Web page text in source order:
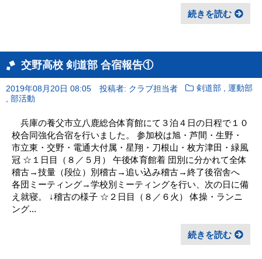
続きを読む
交野高校 剣道部 合宿報告①
2019年08月20日 08:05 投稿者: クラブ担当者 剣道部 ,運動部
, 部活動
兵庫の養父市立八鹿総合体育館にて３泊４日の日程で１０
校合同強化合宿を行いました。 参加校は旭・芦間・生野・
市立東・交野・電通大付属・星翔・刀根山・枚方津田・緑風
冠 ☆１日目（８／５月） 午後体育館着 団別に分かれて全体
稽古→技量（段位）別稽古→追い込み稽古→終了後宿舎へ
各団ミーティング→学校別ミーティングを行い、次の日に備
え就寝。 ↓稽古の様子 ☆２日目（８／６火） 体操・ランニ
ング...
続きを読む